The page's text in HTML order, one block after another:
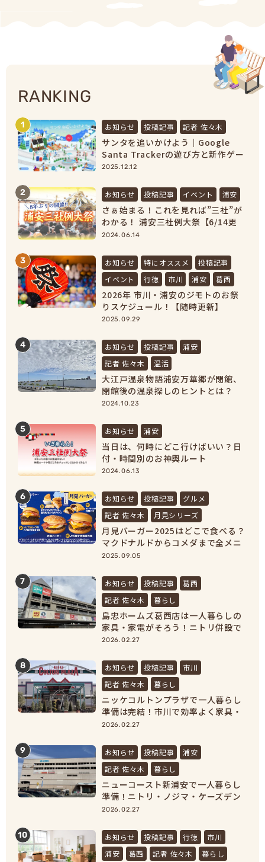
RANKING
1 お知らせ 投稿記事 記者 佐々木
サンタを追いかけよう｜Google
Santa Trackerの遊び方と新作ゲー
ムまとめ【2025最新】
2025.12.12
2 お知らせ 投稿記事 イベント 浦安
さぁ始まる！これを見れば”三社”が
わかる！ 浦安三社例大祭【6/14更
新】
2024.06.14
3 お知らせ 特にオススメ
投稿記事
イベント
行徳 市川 浦安 葛西
2026年 市川・浦安のジモトのお祭
りスケジュール！【随時更新】
2025.09.29
4 お知らせ 投稿記事
浦安
記者 佐々木
温活
大江戸温泉物語浦安万華郷が閉館、
閉館後の温泉探しのヒントとは？
【浦安市民必見！】
2024.10.23
5 お知らせ 浦安
当日は、何時にどこ行けばいい？日
付・時間別のお神輿ルート
2024.06.13
6 お知らせ 投稿記事
グルメ
記者 佐々木
月見シリーズ
月見バーガー2025はどこで食べる？
マクドナルドからコメダまで全メニ
ュー紹介！
2025.09.05
7 お知らせ 投稿記事
葛西
記者 佐々木
暮らし
島忠ホームズ葛西店は一人暮らしの
家具・家電がそろう！ニトリ併設で
新生活準備が完結
2026.02.27
8 お知らせ 投稿記事
市川
記者 佐々木
暮らし
ニッケコルトンプラザで一人暮らし
準備は完結！市川で効率よく家具・
家電をそろえよう！
2026.02.27
9 お知らせ 投稿記事
浦安
記者 佐々木
暮らし
ニューコースト新浦安で一人暮らし
準備！ニトリ・ノジマ・ケーズデン
キで家具家電をまとめ買い
2026.02.27
10 お知らせ 投稿記事 行徳
市川
浦安
葛西 記者 佐々木 暮らし